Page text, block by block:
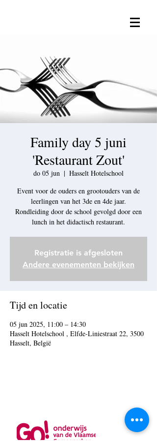
Family day 5 juni
'Restaurant Zout'
do 05 jun
  |
Hasselt Hotelschool
Event voor de ouders en grootouders van de
leerlingen van het 3de en 4de jaar.
Rondleiding door de school gevolgd door een
lunch in het didactisch restaurant.
Registratie is afgesloten
Andere evenementen bekijken
Tijd en locatie
05 jun 2025, 11:00 – 14:30
Hasselt Hotelschool , Elfde-Liniestraat 22, 3500
Hasselt, België